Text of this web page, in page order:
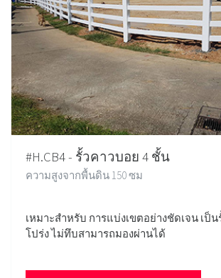
#H.CB4 - รั้วคาวบอย 4 ชั้น
ความสูงจากพื้นดิน 150 ซม
เหมาะสำหรับ การแบ่งเขตอย่างชัดเจน เป็
โปร่ง ไม่ทึบสามารถมองผ่านได้